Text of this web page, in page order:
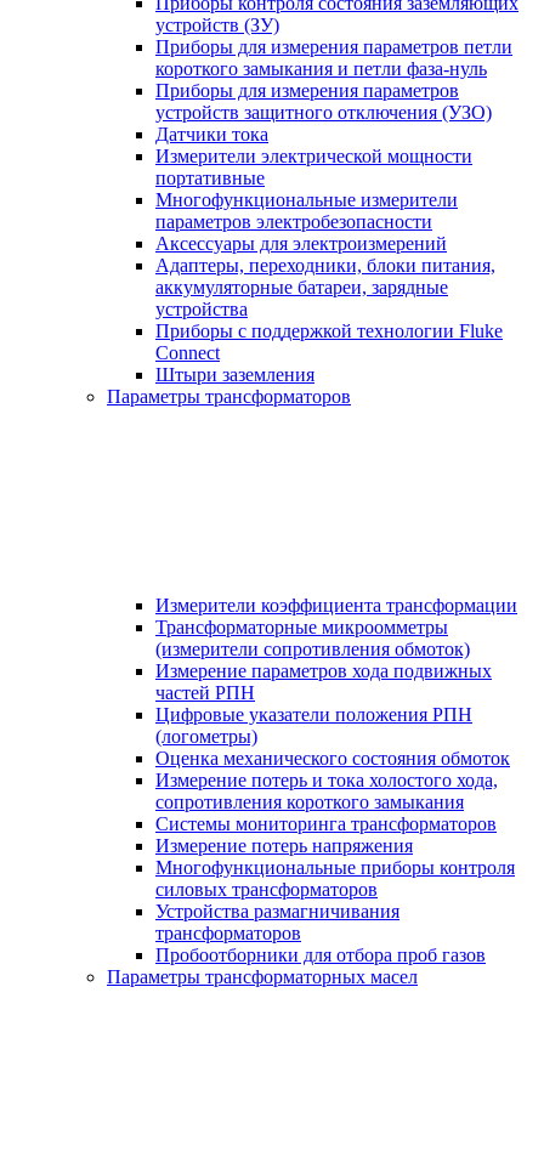
устройств (ЗУ)
Приборы для измерения параметров петли
короткого замыкания и петли фаза-нуль
Приборы для измерения параметров
устройств защитного отключения (УЗО)
Датчики тока
Измерители электрической мощности
портативные
Многофункциональные измерители
параметров электробезопасности
Аксессуары для электроизмерений
Адаптеры, переходники, блоки питания,
аккумуляторные батареи, зарядные
устройства
Приборы с поддержкой технологии Fluke
Connect
Штыри заземления
Параметры трансформаторов
Измерители коэффициента трансформации
Трансформаторные микроомметры
(измерители сопротивления обмоток)
Измерение параметров хода подвижных
частей РПН
Цифровые указатели положения РПН
(логометры)
Оценка механического состояния обмоток
Измерение потерь и тока холостого хода,
сопротивления короткого замыкания
Системы мониторинга трансформаторов
Измерение потерь напряжения
Многофункциональные приборы контроля
силовых трансформаторов
Устройства размагничивания
трансформаторов
Пробоотборники для отбора проб газов
Параметры трансформаторных масел